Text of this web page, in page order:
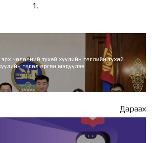
чөлөөний тухай хуулийн төслийн тухай
төсөл өргөн мэдүүлэв
Дараах